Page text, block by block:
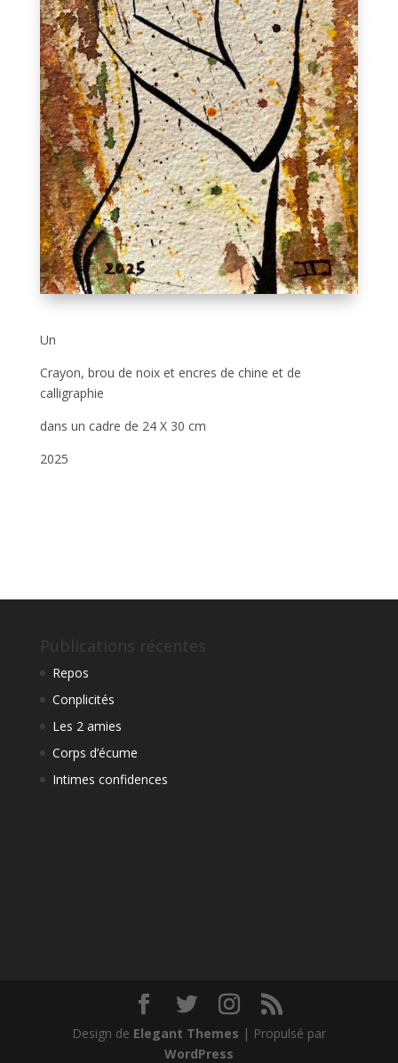
Un
Crayon, brou de noix et encres de chine et de
calligraphie
dans un cadre de 24 X 30 cm
2025
Publications récentes
Repos
Conplicités
Les 2 amies
Corps d’écume
Intimes confidences
Design de Elegant Themes | Propulsé par
WordPress